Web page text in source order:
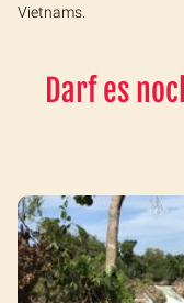
Vietnams.
Darf es